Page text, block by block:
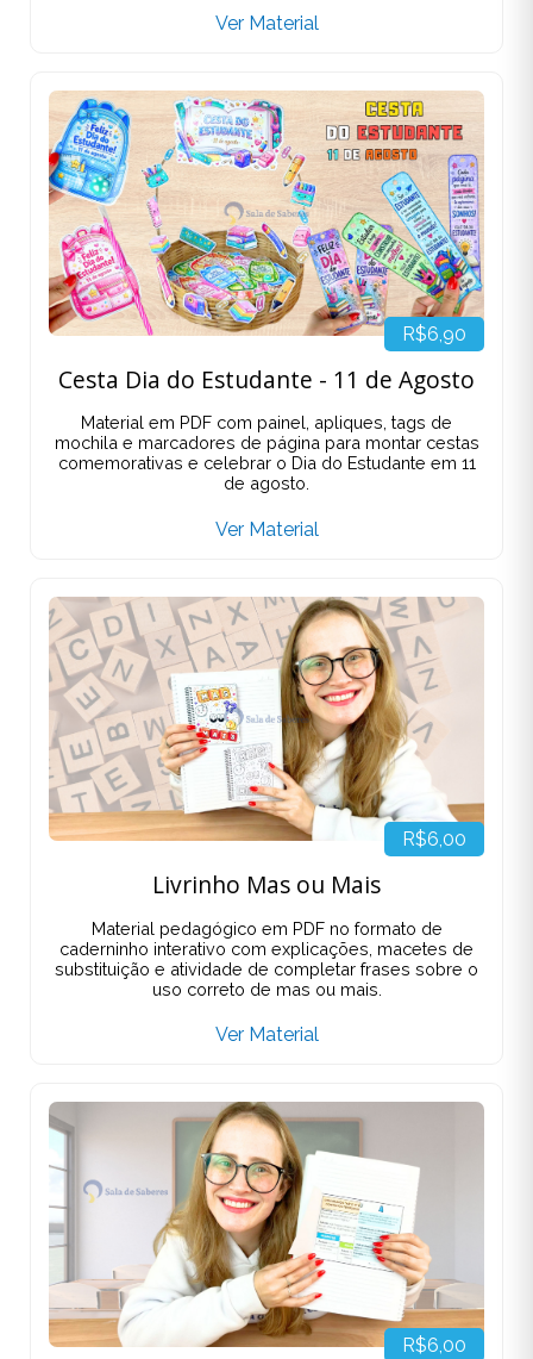
Ver Material
R$6,90
Cesta Dia do Estudante - 11 de Agosto
Material em PDF com painel, apliques, tags de
mochila e marcadores de página para montar cestas
comemorativas e celebrar o Dia do Estudante em 11
de agosto.
Ver Material
R$6,00
Livrinho Mas ou Mais
Material pedagógico em PDF no formato de
caderninho interativo com explicações, macetes de
substituição e atividade de completar frases sobre o
uso correto de mas ou mais.
Ver Material
R$6,00